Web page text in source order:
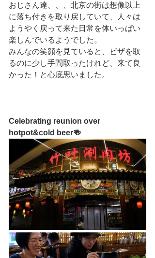
おじさん達、、、北京の街は想像以上
に落ち付きを取り戻していて、人々は
ようやく戻って来た日常を体いっぱい
楽しんでいるようでした。
みんなの笑顔を見ていると、ビザを取
るのに少し手間取ったけれど、来て良
かった！と心底思いました。
Celebrating reunion over
hotpot&cold beer🍻